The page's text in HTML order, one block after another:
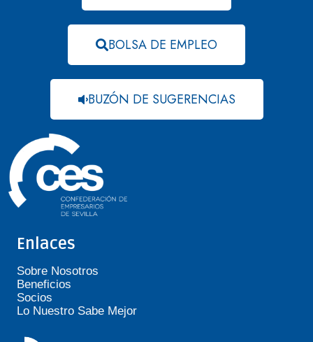
BOLSA DE EMPLEO
BUZÓN DE SUGERENCIAS
Enlaces
Sobre Nosotros
Beneficios
Socios
Lo Nuestro Sabe Mejor